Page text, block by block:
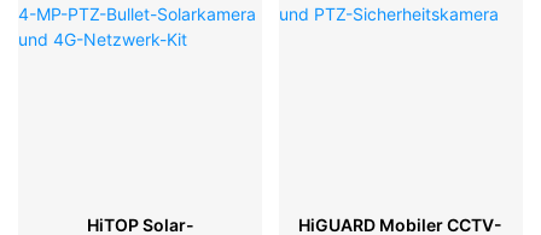
HiTOP Solar-
HiGUARD Mobiler CCTV-